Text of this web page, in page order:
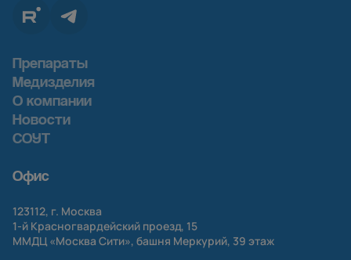
Препараты
Медизделия
О компании
Новости
СОУТ
Офис
123112, г. Москва
1-й Красногвардейский проезд, 15
ММДЦ «Москва Сити», башня Меркурий, 39 этаж